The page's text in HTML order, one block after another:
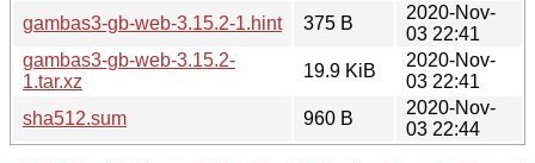
gambas3-gb-web-3.15.2-1.hint
375 B
2020-Nov-
03 22:41
gambas3-gb-web-3.15.2-
1.tar.xz
19.9 KiB
2020-Nov-
03 22:41
sha512.sum
960 B
2020-Nov-
03 22:44